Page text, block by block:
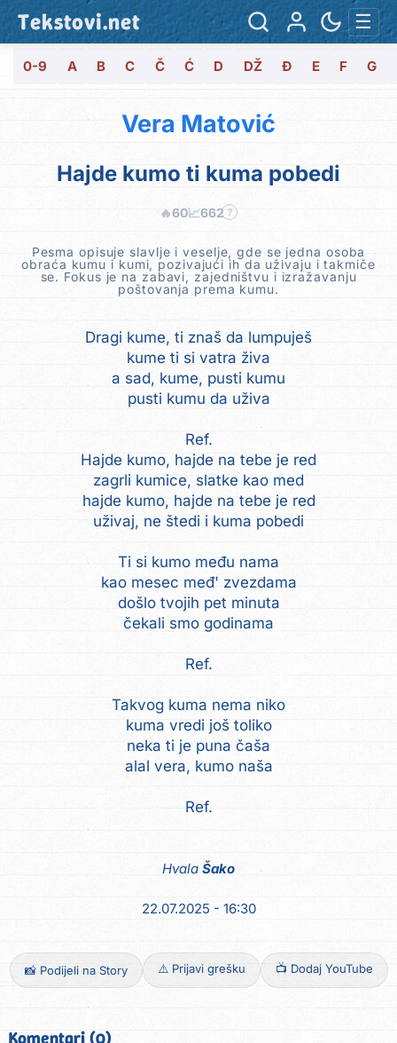
Tekstovi.net ☰
0-9 A B C Č Ć D DŽ Đ E F G
Vera Matović
Hajde kumo ti kuma pobedi
🔥60📈662 ?
Pesma opisuje slavlje i veselje, gde se jedna osoba
obraća kumu i kumi, pozivajući ih da uživaju i takmiče
se. Fokus je na zabavi, zajedništvu i izražavanju
poštovanja prema kumu.
Dragi kume, ti znaš da lumpuješ
kume ti si vatra živa
a sad, kume, pusti kumu
pusti kumu da uživa
Ref.
Hajde kumo, hajde na tebe je red
zagrli kumice, slatke kao med
hajde kumo, hajde na tebe je red
uživaj, ne štedi i kuma pobedi
Ti si kumo među nama
kao mesec međ' zvezdama
došlo tvojih pet minuta
čekali smo godinama
Ref.
Takvog kuma nema niko
kuma vredi još toliko
neka ti je puna čaša
alal vera, kumo naša
Ref.
Hvala Šako
22.07.2025 - 16:30
📸 Podijeli na Story ⚠️ Prijavi grešku 📺 Dodaj YouTube
Komentari (0)